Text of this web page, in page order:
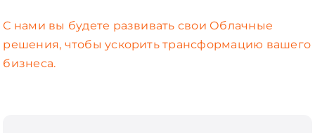
С нами вы будете развивать свои Облачные
решения, чтобы ускорить трансформацию вашего
бизнеса.